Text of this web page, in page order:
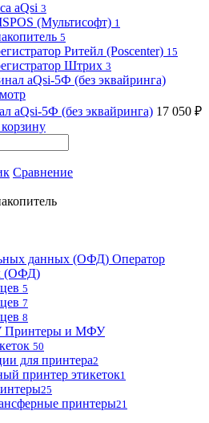
aQsi 3
(Мультисофт) 1
5
Ритейл (Poscenter) 15
Штрих 3
aQsi-5Ф (без эквайринга) 17 050 ₽
Сравнение
Оператор
(ОФД)
5
7
8
Принтеры и МФУ
50
для принтера2
принтер этикеток1
25
принтеры21